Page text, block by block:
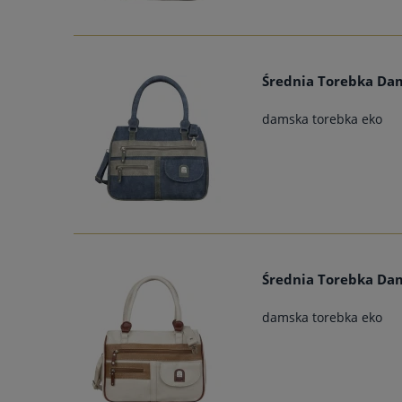
Średnia Torebka
damska torebka eko
Średnia Torebka
damska torebka eko